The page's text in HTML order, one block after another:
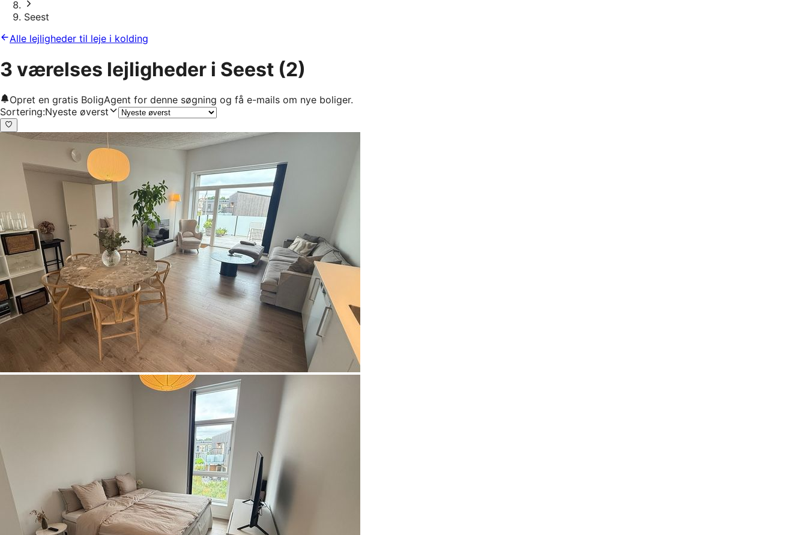
Seest
Alle lejligheder til leje i kolding
3 værelses lejligheder i Seest (2)
Opret en gratis BoligAgent for denne søgning og få e-mails om nye boliger.
Sortering:Nyeste øverst